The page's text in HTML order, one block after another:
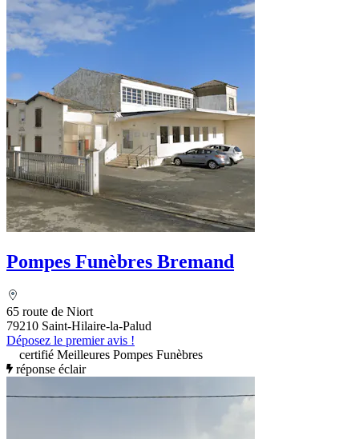
Pompes Funèbres Bremand
65 route de Niort
79210 Saint-Hilaire-la-Palud
Déposez le premier avis !
certifié Meilleures Pompes Funèbres
réponse éclair